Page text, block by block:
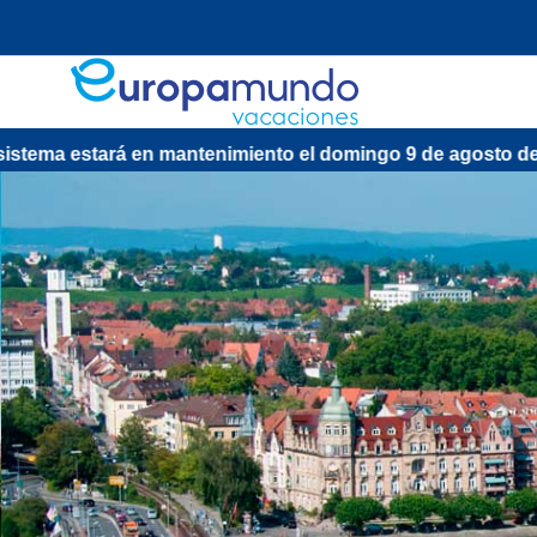
el domingo 9 de agosto de 13:00 a 15:30 (CEST/